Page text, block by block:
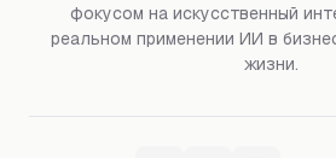
фокусом на искусственный
реальном применении ИИ в
жизни.